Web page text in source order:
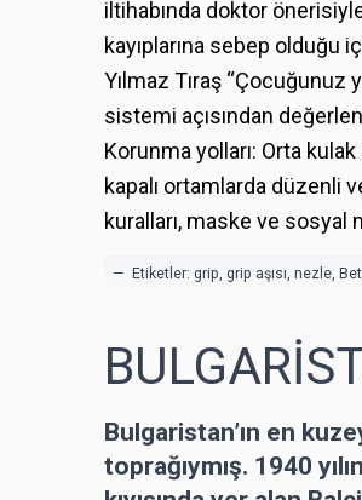
iltihabında doktor
kayıplarına sebep olduğu
Yılmaz Tıraş “Çocuğunuz
sistemi açısından
Korunma yolları: Orta
kapalı ortamlarda düzenli
kuralları, maske ve
— Etiketler: grip grip aşısı nezle
Bulgaristan’ın en
toprağıymış. 1940